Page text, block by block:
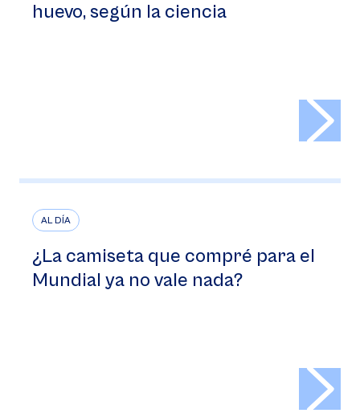
huevo, según la ciencia
AL DÍA
¿La camiseta que compré para el
Mundial ya no vale nada?